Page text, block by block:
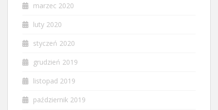
marzec 2020
luty 2020
styczeń 2020
grudzień 2019
listopad 2019
październik 2019